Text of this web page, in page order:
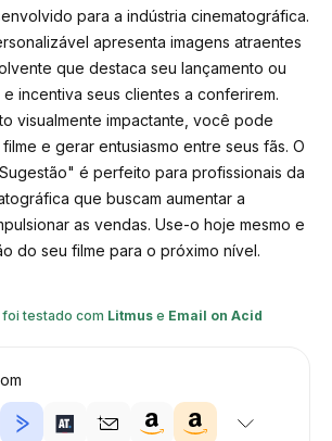
para a indústria cinematográfica.
apresenta imagens atraentes
que destaca seu lançamento ou
incentiva seus clientes a conferirem.
visualmente impactante, você pode
e gerar entusiasmo entre seus fãs. O
é perfeito para profissionais da
que buscam aumentar a
as vendas. Use-o hoje mesmo e
do seu filme para o próximo nível.
testado com Litmuse Email on Acid